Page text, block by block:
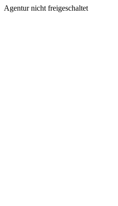
Agentur nicht freigeschaltet